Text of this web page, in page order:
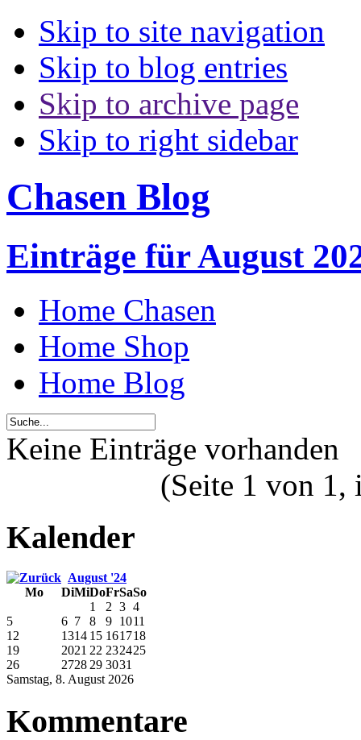
Skip to site navigation
Skip to blog entries
Skip to archive page
Skip to right sidebar
Chasen Blog
Einträge für August
Home Chasen
Home Shop
Home Blog
Keine Einträge vorhanden
(Seite 1 von 1,
Kalender
August '24
Mo
DiMiDoFrSaSo
Samstag, 8. August 2026
1 2 3 4
5
6 7 8 9 1011
12
1314 15 161718
19
2021 22 232425
26
2728 29 3031
Kommentare